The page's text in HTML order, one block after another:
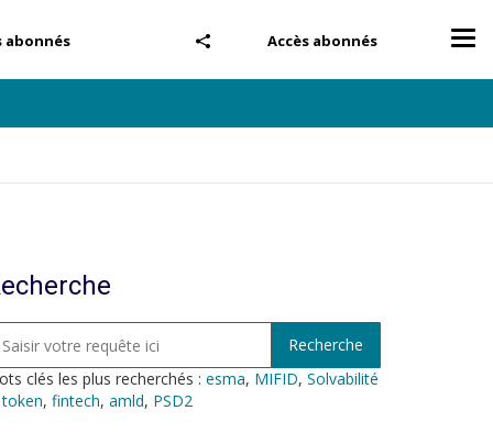
Accès abonnés
abonnés
clés les plus recherchés : esma, MIFID, Solvabilité
token, fintech, amld, PSD2